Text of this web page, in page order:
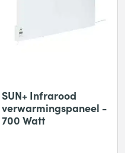
SUN+ Infrarood
verwarmingspaneel -
700 Watt